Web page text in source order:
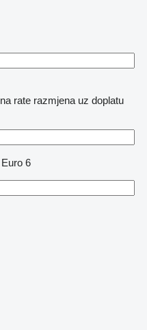
na rate razmjena uz doplatu
Euro 6